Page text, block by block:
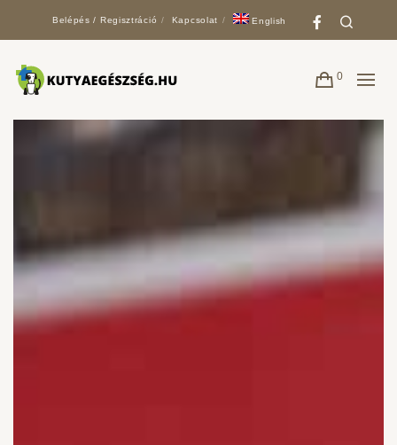
Belépés / Regisztráció Kapcsolat English
0